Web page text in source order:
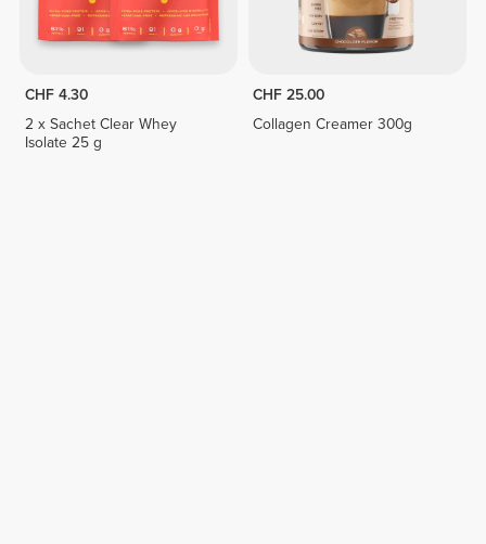
CHF 4.30
2 x Sachet Clear Whey
Isolate 25 g
CHF 25.00
Collagen Creamer 300g